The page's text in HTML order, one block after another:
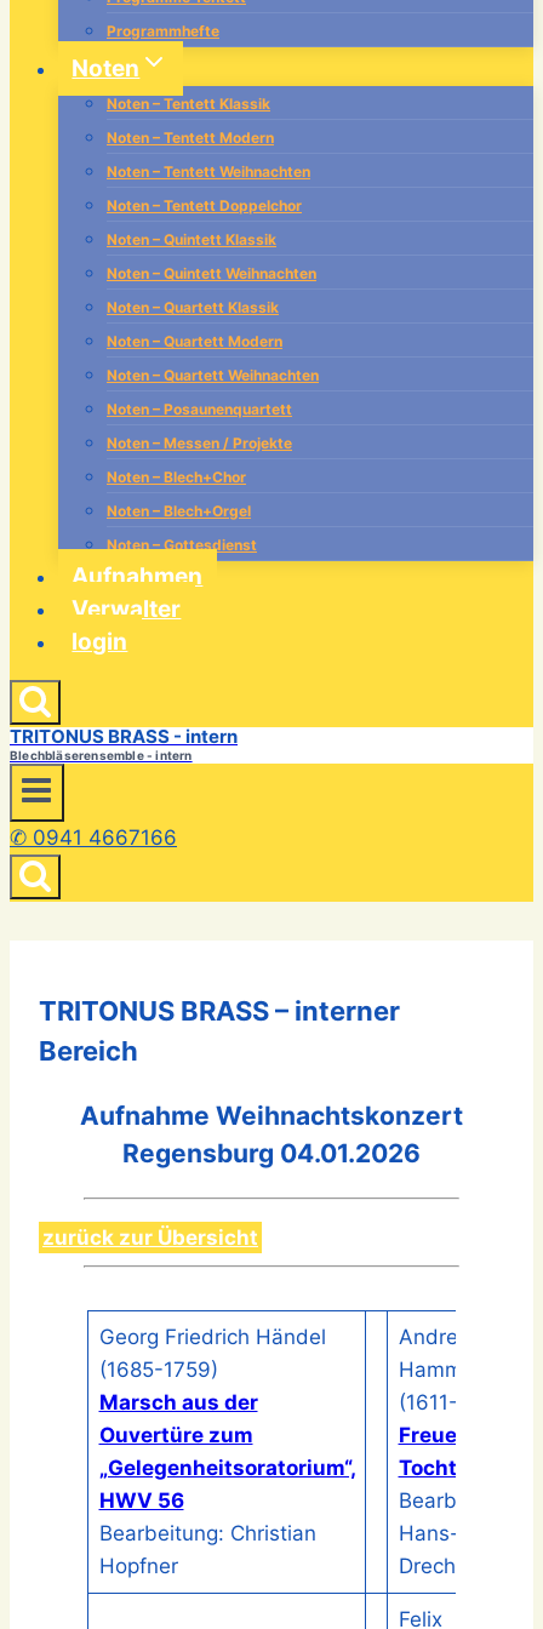
Programmhefte
Noten
Noten – Tentett Klassik
Noten – Tentett Modern
Noten – Tentett Weihnachten
Noten – Tentett Doppelchor
Noten – Quintett Klassik
Noten – Quintett Weihnachten
Noten – Quartett Klassik
Noten – Quartett Modern
Noten – Quartett Weihnachten
Noten – Posaunenquartett
Noten – Messen / Projekte
Noten – Blech+Chor
Noten – Blech+Orgel
Noten – Gottesdienst
Aufnahmen
Verwalter
login
TRITONUS BRASS - intern
Blechbläserensemble - intern
✆ 0941 4667166
TRITONUS BRASS – interner
Bereich
Aufnahme Weihnachtskonzert
Regensburg 04.01.2026
zurück zur Übersicht
Georg Friedrich Händel
(1685-1759)
Marsch aus der
Ouvertüre zum
„Gelegenheitsoratorium“,
HWV 56
Bearbeitung: Christian
Hopfner
Andreas
(1611-1675)
Freue dich, du
Tochter Zion
Bearbeitung:
Hans-Joachim
Drechsler
Felix